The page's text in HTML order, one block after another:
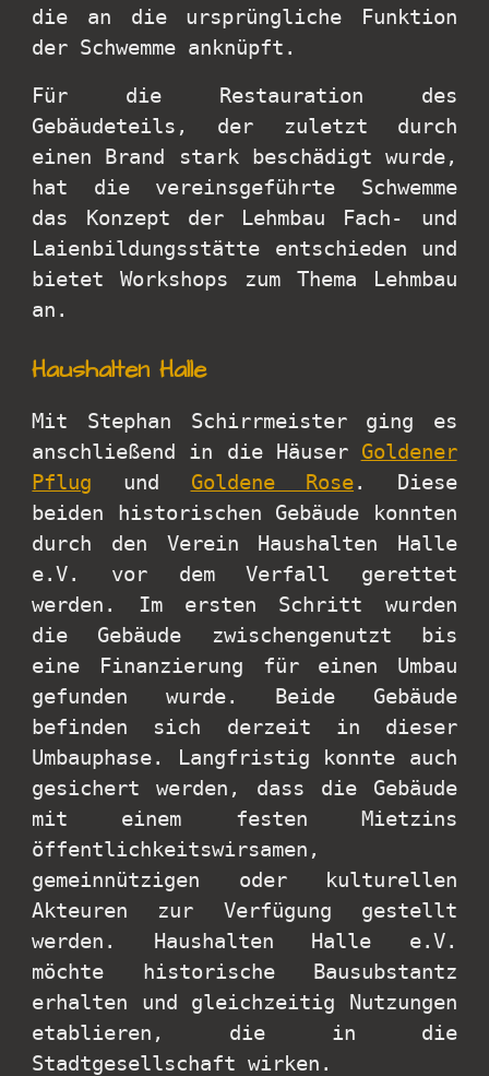
die an die ursprüngliche Funktion
der Schwemme anknüpft.
Für die Restauration des
Gebäudeteils, der zuletzt durch
einen Brand stark beschädigt wurde,
hat die vereinsgeführte Schwemme
das Konzept der Lehmbau Fach- und
Laienbildungsstätte entschieden und
bietet Workshops zum Thema Lehmbau
an.
Haushalten Halle
Mit Stephan Schirrmeister ging es
anschließend in die Häuser Goldener
Pflug und Goldene Rose. Diese
beiden historischen Gebäude konnten
durch den Verein Haushalten Halle
e.V. vor dem Verfall gerettet
werden. Im ersten Schritt wurden
die Gebäude zwischengenutzt bis
eine Finanzierung für einen Umbau
gefunden wurde. Beide Gebäude
befinden sich derzeit in dieser
Umbauphase. Langfristig konnte auch
gesichert werden, dass die Gebäude
mit einem festen Mietzins
öffentlichkeitswirsamen,
gemeinnützigen oder kulturellen
Akteuren zur Verfügung gestellt
werden. Haushalten Halle e.V.
möchte historische Bausubstantz
erhalten und gleichzeitig Nutzungen
etablieren, die in die
Stadtgesellschaft wirken.